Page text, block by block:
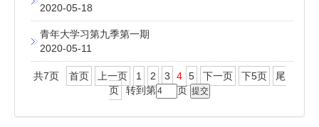
2020-05-18
青年大学习第九季第一期
2020-05-11
共7页 首页 上一页 1 2 3 4 5 下一页 下5页
尾
页
转到第 页